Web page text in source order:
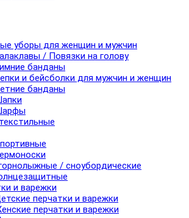
уборы для женщин и мужчин
/ Повязки на голову
банданы
и бейсболки для мужчин и женщин
банданы
/ сноубордические
и варежки
перчатки и варежки
перчатки и варежки